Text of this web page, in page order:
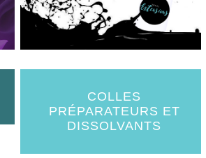
COLLES
PRÉPARATEURS ET
DISSOLVANTS